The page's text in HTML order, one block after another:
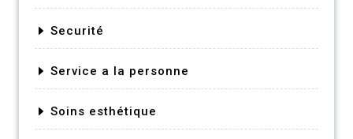
Securité
Service a la personne
Soins esthétique